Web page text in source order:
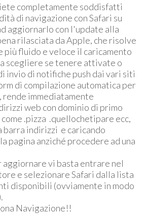
completamente soddisfatti
di navigazione con Safari su
aggiornarlo con l'update alla
rilasciata da Apple, che risolve
più fluido e veloce il caricamento
scegliere se tenere attivate o
invio di notifiche push dai vari siti
di compilazione automatica per
immediatamente
web con dominio di primo
.pizza .quellochetipare ecc,
barra indirizzi e caricando
pagina anziché procedere ad una
aggiornare vi basta entrare nel
e selezionare Safari dalla lista
disponibili (ovviamente in modo
Navigazione!!